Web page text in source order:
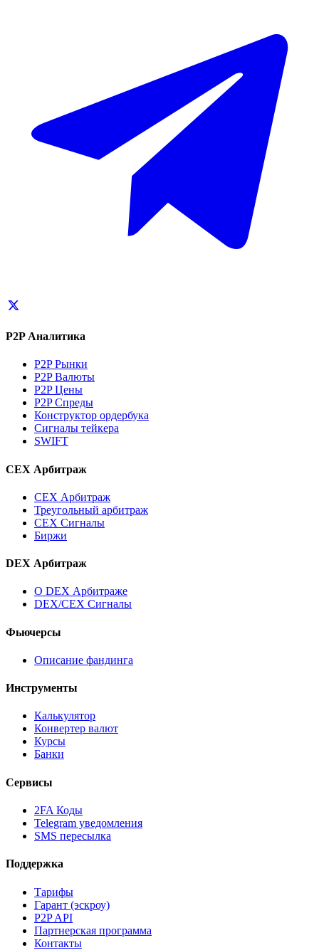
P2P Аналитика
P2P Рынки
P2P Валюты
P2P Цены
P2P Спреды
Конструктор ордербука
Сигналы тейкера
SWIFT
CEX Арбитраж
CEX Арбитраж
Треугольный арбитраж
CEX Сигналы
Биржи
DEX Арбитраж
О DEX Арбитраже
DEX/CEX Сигналы
Фьючерсы
Описание фандинга
Инструменты
Калькулятор
Конвертер валют
Курсы
Банки
Сервисы
2FA Коды
Telegram уведомления
SMS пересылка
Поддержка
Тарифы
Гарант (эскроу)
P2P API
Партнерская программа
Контакты